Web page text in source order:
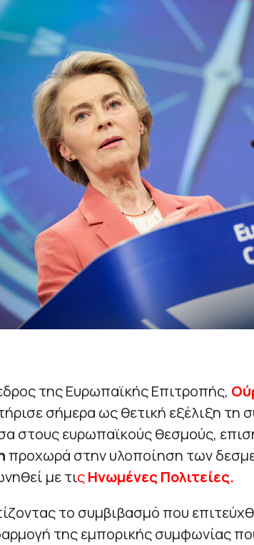
της Ευρωπαϊκής Επιτροπής,
σήμερα ως θετική εξέλιξη τη
στους ευρωπαϊκούς θεσμούς,
προχωρά στην υλοποίηση των
με τιςΗνωμένες Πολιτείες.
το συμβιβασμό που
της εμπορικής συμφωνίας